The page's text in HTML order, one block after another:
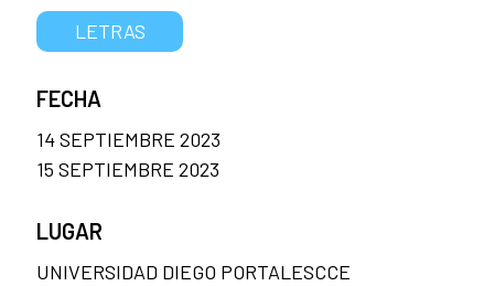
LETRAS
FECHA
14 SEPTIEMBRE 2023
15 SEPTIEMBRE 2023
LUGAR
UNIVERSIDAD DIEGO PORTALESCCE